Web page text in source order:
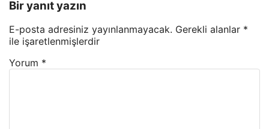
Bir yanıt yazın
E-posta adresiniz yayınlanmayacak. Gerekli alanlar *
ile işaretlenmişlerdir
Yorum *